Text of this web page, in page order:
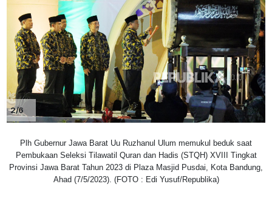
2/6
Plh Gubernur Jawa Barat Uu Ruzhanul Ulum memukul beduk saat
Pembukaan Seleksi Tilawatil Quran dan Hadis (STQH) XVIII Tingkat
Provinsi Jawa Barat Tahun 2023 di Plaza Masjid Pusdai, Kota Bandung,
Ahad (7/5/2023). (FOTO : Edi Yusuf/Republika)